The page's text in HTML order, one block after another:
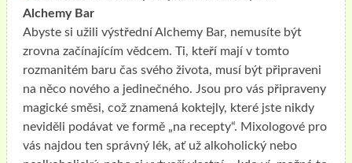
Alchemy Bar
Abyste si užili výstřední Alchemy Bar, nemusíte být
zrovna začínajícím vědcem. Ti, kteří mají v tomto
rozmanitém baru čas svého života, musí být připraveni
na něco nového a jedinečného. Jsou pro vás připraveny
magické směsi, což znamená koktejly, které jste nikdy
neviděli podávat ve formě „na recepty“. Mixologové pro
vás najdou ten správný lék, ať už alkoholický nebo